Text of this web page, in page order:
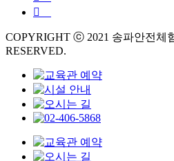
COPYRIGHT ⓒ 2021 송파안전체
RESERVED.